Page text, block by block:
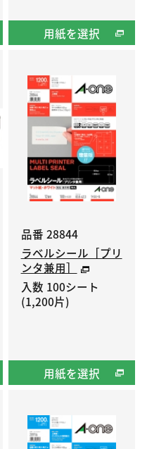
用紙を選択
品番 28844
ラベルシール［プリ
ンタ兼用］
入数 100シート
(1,200片)
用紙を選択